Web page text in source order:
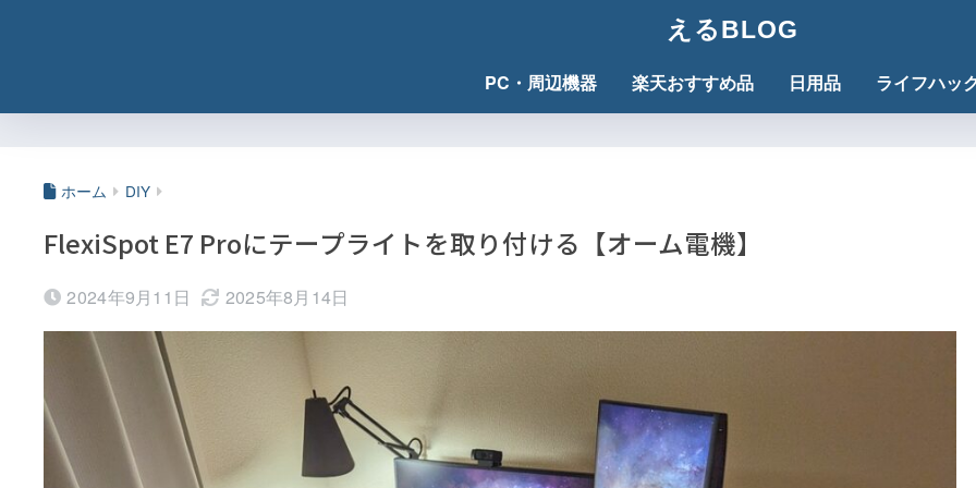
えるBLOG
PC・周辺機器 楽天おすすめ品 日用品 ライフハッ
ホーム DIY
FlexiSpot E7 Proにテープライトを取り付ける【オーム電機】
2024年9月11日 2025年8月14日